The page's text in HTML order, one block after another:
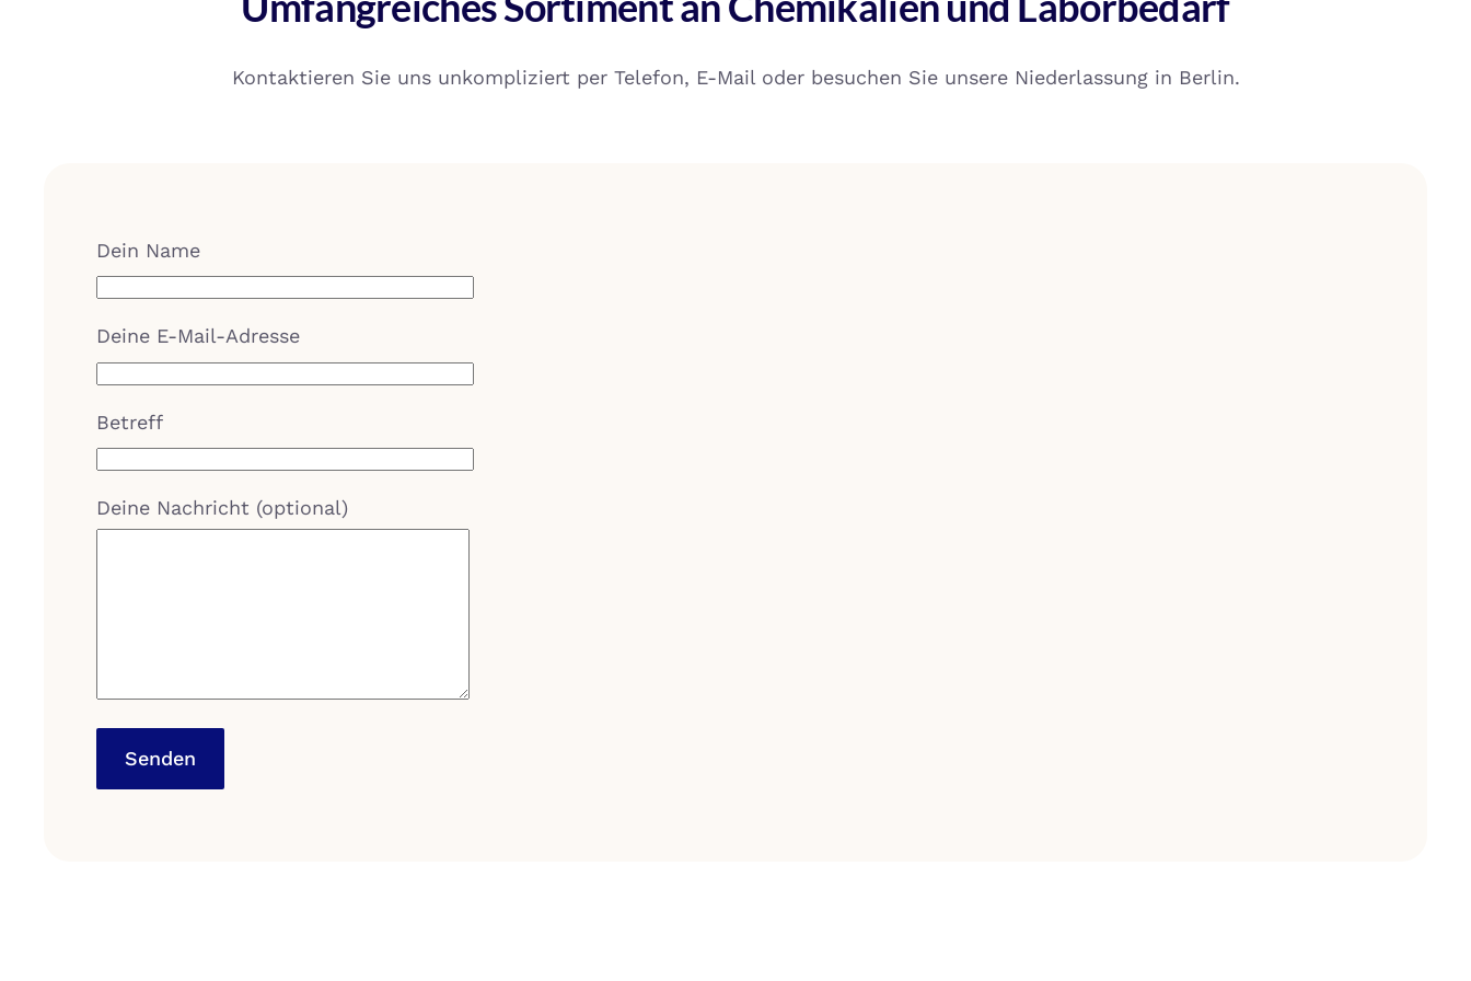
Kontaktieren Sie uns unkompliziert per Telefon, E-Mail oder besuchen Sie unsere Niederlassung in Berlin.
Dein Name
Deine E-Mail-Adresse
Betreff
Deine Nachricht (optional)